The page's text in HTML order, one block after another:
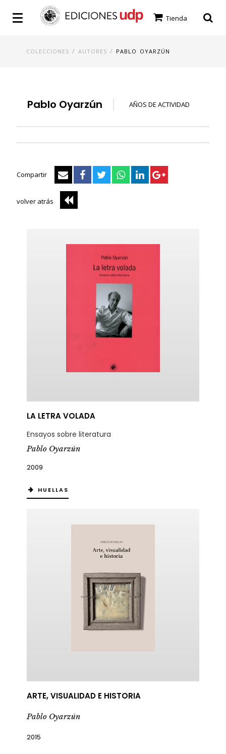
Tienda
COLECCIONES /AUTORES / PABLO OYARZÚN
Pablo Oyarzún AÑOS DE ACTIVIDAD
Compartir
volver atrás
LA LETRA VOLADA
Ensayos sobre literatura
Pablo Oyarzún
2009
HUELLAS
ARTE, VISUALIDAD E HISTORIA
Pablo Oyarzún
2015